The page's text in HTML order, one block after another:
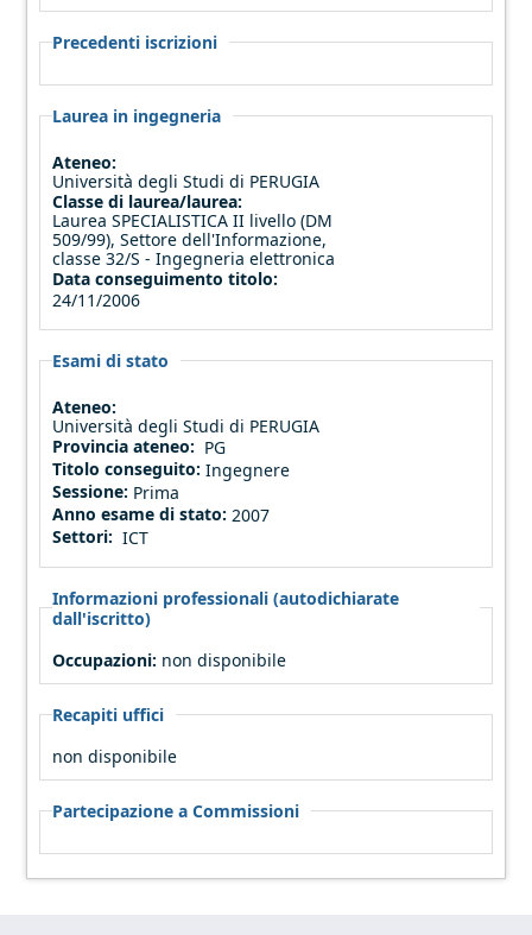
Precedenti iscrizioni
Laurea in ingegneria
Ateneo:
Università degli Studi di PERUGIA
Classe di laurea/laurea:
Laurea SPECIALISTICA II livello (DM
509/99), Settore dell'Informazione,
classe 32/S - Ingegneria elettronica
Data conseguimento titolo:
24/11/2006
Esami di stato
Ateneo:
Università degli Studi di PERUGIA
Provincia ateneo: PG
Titolo conseguito:Ingegnere
Sessione: Prima
Anno esame di stato: 2007
Settori: ICT
Informazioni professionali (autodichiarate
dall'iscritto)
Occupazioni: non disponibile
Recapiti uffici
non disponibile
Partecipazione a Commissioni